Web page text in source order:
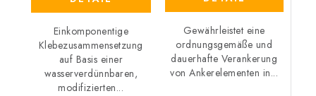
Einkomponentige
Klebezusammensetzung
auf Basis einer
wasserverdünnbaren,
modifizierten...
Gewährleistet eine
ordnungsgemäße und
dauerhafte Verankerung
von Ankerelementen in...